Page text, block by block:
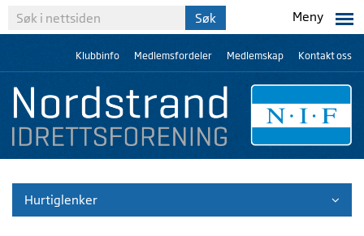
Meny
Klubbinfo Medlemsfordeler Medlemskap Kontakt oss
Hurtiglenker